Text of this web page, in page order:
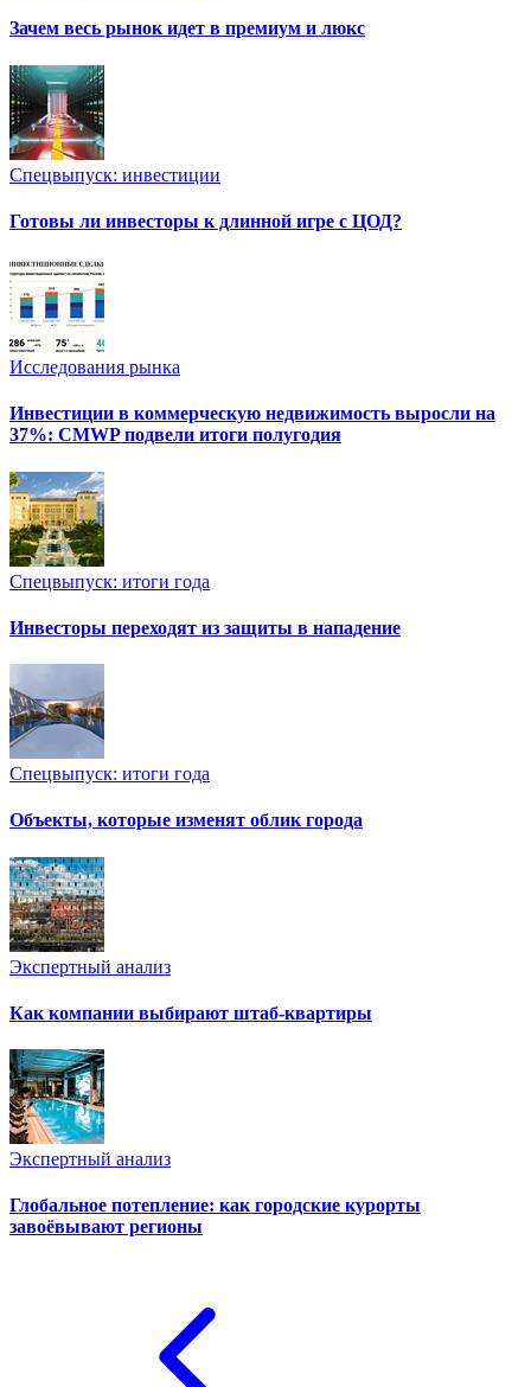
Зачем весь рынок идет в премиум и люкс
Спецвыпуск: инвестиции
Готовы ли инвесторы к длинной игре с ЦОД?
Исследования рынка
Инвестиции в коммерческую недвижимость выросли на
37%: CMWP подвели итоги полугодия
Спецвыпуск: итоги года
Инвесторы переходят из защиты в нападение
Спецвыпуск: итоги года
Объекты, которые изменят облик города
Экспертный анализ
Как компании выбирают штаб-квартиры
Экспертный анализ
Глобальное потепление: как городские курорты
завоёвывают регионы